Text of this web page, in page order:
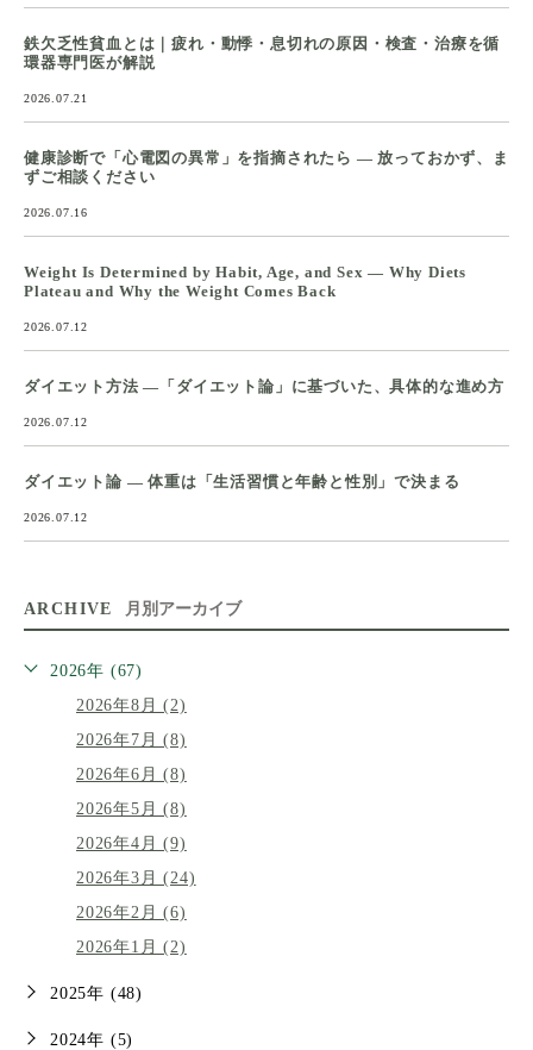
鉄欠乏性貧血とは｜疲れ・動悸・息切れの原因・検査・治療を循
環器専門医が解説
2026.07.21
健康診断で「心電図の異常」を指摘されたら ― 放っておかず、ま
ずご相談ください
2026.07.16
Weight Is Determined by Habit, Age, and Sex — Why Diets
Plateau and Why the Weight Comes Back
2026.07.12
ダイエット方法 ―「ダイエット論」に基づいた、具体的な進め方
2026.07.12
ダイエット論 ― 体重は「生活習慣と年齢と性別」で決まる
2026.07.12
ARCHIVE 月別アーカイブ
2026年 (67)
2026年8月 (2)
2026年7月 (8)
2026年6月 (8)
2026年5月 (8)
2026年4月 (9)
2026年3月 (24)
2026年2月 (6)
2026年1月 (2)
2025年 (48)
2024年 (5)